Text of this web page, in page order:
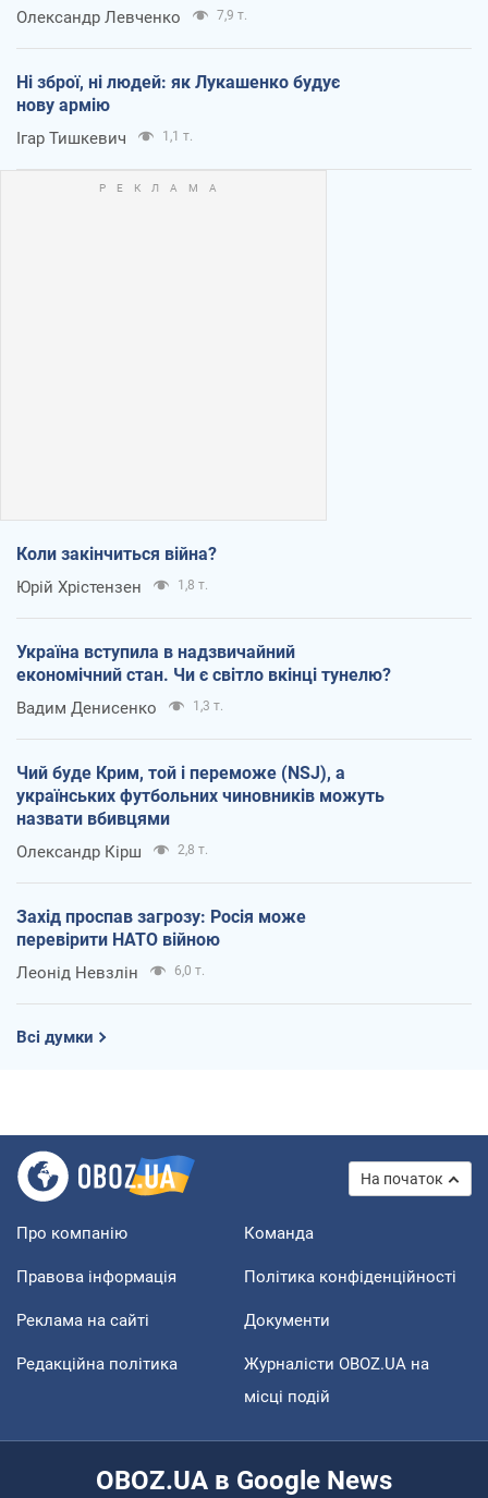
Олександр Левченко 7,9 т.
Ні зброї, ні людей: як Лукашенко будує
нову армію
Ігар Тишкевич 1,1 т.
Коли закінчиться війна?
Юрій Хрістензен 1,8 т.
Україна вступила в надзвичайний
економічний стан. Чи є світло вкінці тунелю?
Вадим Денисенко 1,3 т.
Чий буде Крим, той і переможе (NSJ), а
українських футбольних чиновників можуть
назвати вбивцями
Олександр Кірш 2,8 т.
Захід проспав загрозу: Росія може
перевірити НАТО війною
Леонід Невзлін 6,0 т.
Всі думки
На початок
Про компанію Команда
Правова інформація Політика конфіденційності
Реклама на сайті Документи
Редакційна політика
Журналісти OBOZ.UA на
місці подій
OBOZ.UA в Google News